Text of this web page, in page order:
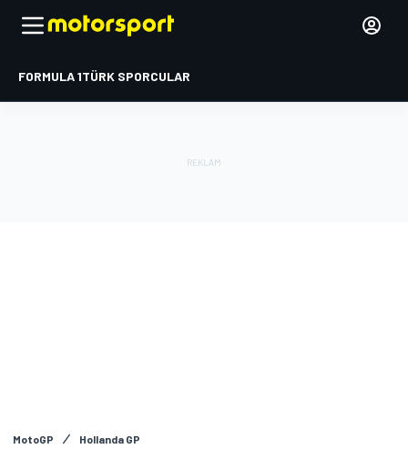
FORMULA 1TÜRK SPORCULAR
MotoGP Hollanda GP